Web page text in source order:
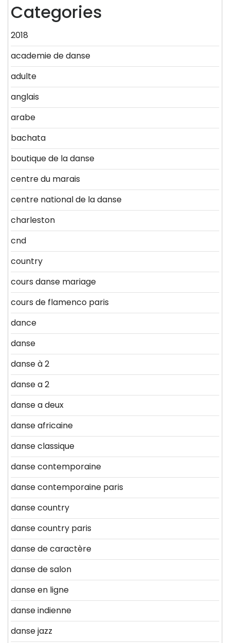
Categories
2018
academie de danse
adulte
anglais
arabe
bachata
boutique de la danse
centre du marais
centre national de la danse
charleston
cnd
country
cours danse mariage
cours de flamenco paris
dance
danse
danse à 2
danse a 2
danse a deux
danse africaine
danse classique
danse contemporaine
danse contemporaine paris
danse country
danse country paris
danse de caractère
danse de salon
danse en ligne
danse indienne
danse jazz